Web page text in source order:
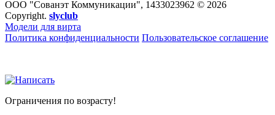
ООО "Сованэт Коммуникации", 1433023962 © 2026
Copyright. slyclub
Модели для вирта
Политика конфиденциальности Пользовательское соглашение
Ограничения по возрасту!